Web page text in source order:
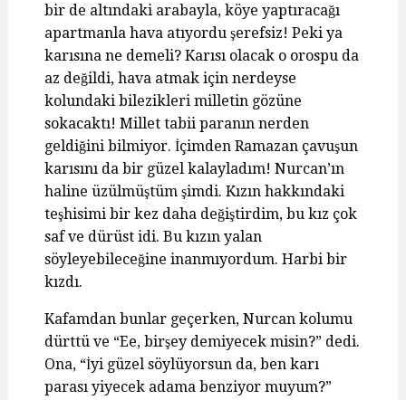
bir de altındaki arabayla, köye yaptıracağı
apartmanla hava atıyordu şerefsiz! Peki ya
karısına ne demeli? Karısı olacak o orospu da
az değildi, hava atmak için nerdeyse
kolundaki bilezikleri milletin gözüne
sokacaktı! Millet tabii paranın nerden
geldiğini bilmiyor. İçimden Ramazan çavuşun
karısını da bir güzel kalayladım! Nurcan’ın
haline üzülmüştüm şimdi. Kızın hakkındaki
teşhisimi bir kez daha değiştirdim, bu kız çok
saf ve dürüst idi. Bu kızın yalan
söyleyebileceğine inanmıyordum. Harbi bir
kızdı.
Kafamdan bunlar geçerken, Nurcan kolumu
dürttü ve “Ee, birşey demiyecek misin?” dedi.
Ona, “İyi güzel söylüyorsun da, ben karı
parası yiyecek adama benziyor muyum?”